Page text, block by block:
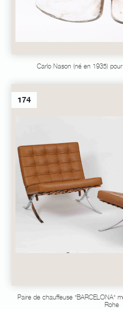
Carlo Nason (né en 1935)
174
Paire de chauffeuse "BARCELONA"
Rohe